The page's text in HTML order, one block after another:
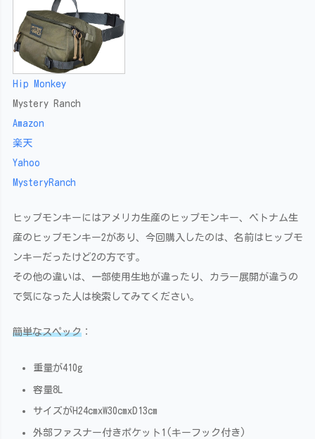
Hip Monkey
Mystery Ranch
Amazon
楽天
Yahoo
MysteryRanch
ヒップモンキーにはアメリカ生産のヒップモンキー、ベトナム生
産のヒップモンキー2があり、今回購入したのは、名前はヒップモ
ンキーだったけど2の方です。
その他の違いは、一部使用生地が違ったり、カラー展開が違うの
で気になった人は検索してみてください。
簡単なスペック ：
重量が410g
容量8L
サイズがH24cmxW30cmxD13cm
外部ファスナー付きポケット1(キーフック付き)